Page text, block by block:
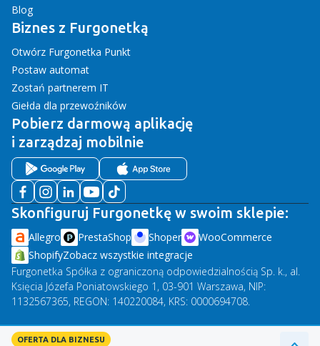
OFERTA DLA BIZNESU
Blog
Biznes z Furgonetką
Otwórz Furgonetka Punkt
Postaw automat
Zostań partnerem IT
Giełda dla przewoźników
Pobierz darmową aplikację
i zarządzaj mobilnie
Skonfiguruj Furgonetkę w swoim sklepie:
Allegro PrestaShop Shoper
WooCommerce
ShopifyZobacz wszystkie integracje
Furgonetka Spółka z ograniczoną odpowiedzialnością Sp. k., al.
Księcia Józefa Poniatowskiego 1, 03-901 Warszawa, NIP:
1132567365, REGON: 140220084, KRS: 0000694708.
Adres do korespondencji: Furgonetka, Królewiecka 11, 82-300